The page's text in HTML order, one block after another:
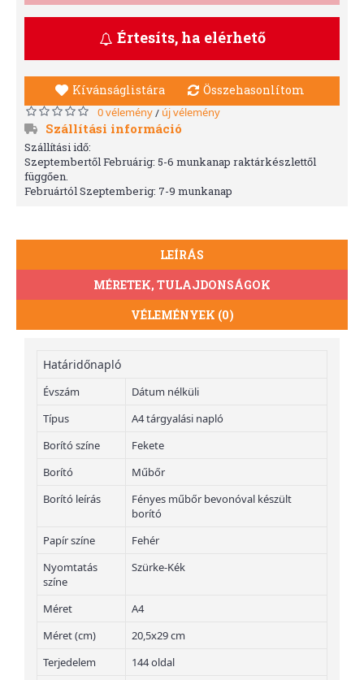
Értesíts, ha elérhető
Kívánságlistára Összehasonlítom
0 vélemény/ új vélemény
Szállítási információ
Szállítási idő:
Szeptembertől Februárig: 5-6 munkanap raktárkészlettől
függően.
Februártól Szeptemberig: 7-9 munkanap
LEÍRÁS
MÉRETEK, TULAJDONSÁGOK
VÉLEMÉNYEK (0)
Határidőnapló
Évszám
Dátum nélküli
Típus
A4 tárgyalási napló
Borító színe
Fekete
Borító
Műbőr
Borító leírás
Fényes műbőr bevonóval készült
borító
Papír színe
Fehér
Nyomtatás
színe
Szürke-Kék
Méret
A4
Méret (cm)
20,5x29 cm
Terjedelem
144 oldal